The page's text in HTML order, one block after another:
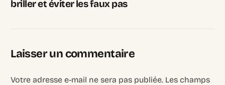
briller et éviter les faux pas
Laisser un commentaire
Votre adresse e-mail ne sera pas publiée. Les champs